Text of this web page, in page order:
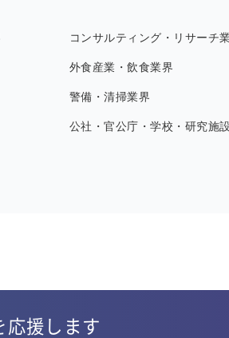
コンサルティング・リサーチ
外食産業・飲食業界
警備・清掃業界
公社・官公庁・学校・研究施設
応援します